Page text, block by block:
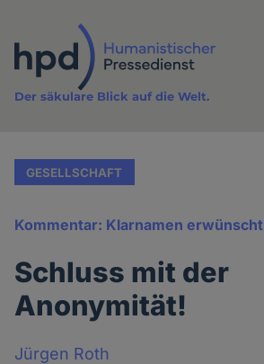
Inhalt
Der säkulare Blick auf die Welt.
GESELLSCHAFT
Kommentar: Klarnamen erwünscht
Schluss mit der
Anonymität!
Jürgen Roth